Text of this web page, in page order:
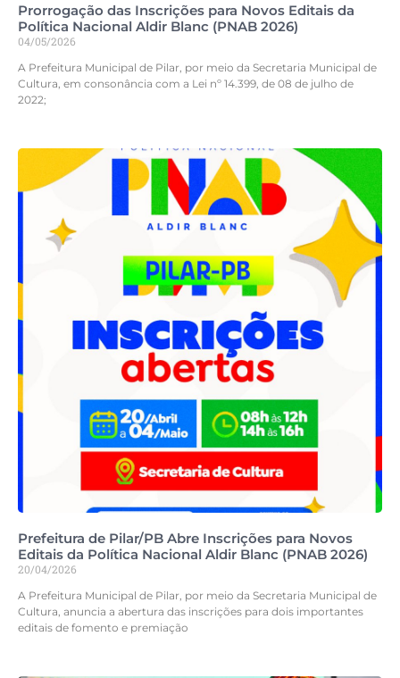
Prorrogação das Inscrições para Novos Editais da
Política Nacional Aldir Blanc (PNAB 2026)
04/05/2026
A Prefeitura Municipal de Pilar, por meio da Secretaria Municipal de
Cultura, em consonância com a Lei nº 14.399, de 08 de julho de
2022;
Prefeitura de Pilar/PB Abre Inscrições para Novos
Editais da Política Nacional Aldir Blanc (PNAB 2026)
20/04/2026
A Prefeitura Municipal de Pilar, por meio da Secretaria Municipal de
Cultura, anuncia a abertura das inscrições para dois importantes
editais de fomento e premiação